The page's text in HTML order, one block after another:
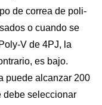
de correa de poli-
​​o cuando se
V de 4PJ, la
es bajo.
puede alcanzar 200
debe seleccionar